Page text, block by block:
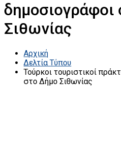
Σιθωνίας
Αρχική
Δελτία Τύπου
Τούρκοι τουριστικοί
στο Δήμο Σιθωνίας